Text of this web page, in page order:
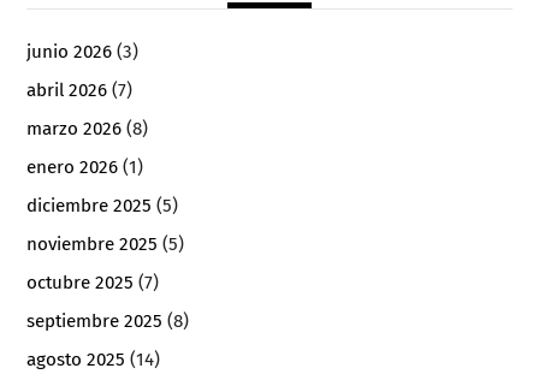
junio 2026 (3)
abril 2026 (7)
marzo 2026 (8)
enero 2026 (1)
diciembre 2025 (5)
noviembre 2025 (5)
octubre 2025 (7)
septiembre 2025 (8)
agosto 2025 (14)